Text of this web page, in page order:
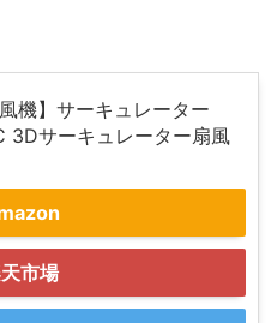
機】サーキュレーター
3Dサーキュレーター扇風
市場